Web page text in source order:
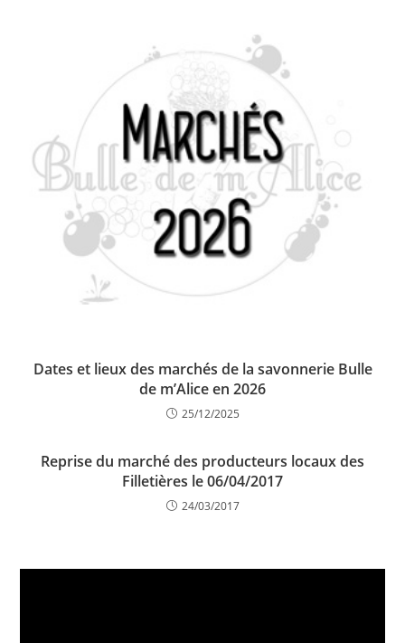
Dates et lieux des marchés de la savonnerie Bulle
de m’Alice en 2026
25/12/2025
Reprise du marché des producteurs locaux des
Filletières le 06/04/2017
24/03/2017